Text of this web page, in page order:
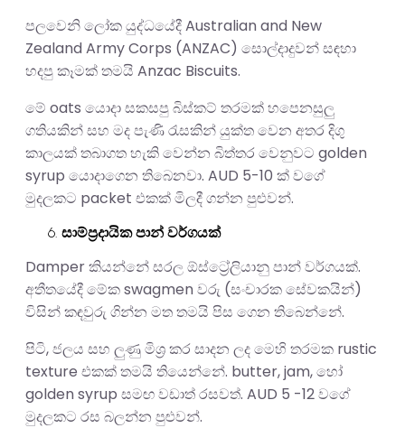
පලවෙනි ලෝක යුද්ධයේදී Australian and New
Zealand Army Corps (ANZAC) සොල්දාදුවන් සඳහා
හදපු කෑමක් තමයි Anzac Biscuits.
මේ oats යොදා සකසපු බිස්කට් තරමක් හපෙනසුලු
ගතියකින් සහ මද පැණි රැසකින් යුක්ත වෙන අතර දිගු
කාලයක් තබාගත හැකි වෙන්න බිත්තර වෙනුවට golden
syrup යොදාගෙන තිබෙනවා. AUD 5-10 ක් වගේ
මුදලකට packet එකක් මිලදී ගන්න පුළුවන්.
සාම්ප්‍රදායික පාන් වර්ගයක්
Damper කියන්නේ සරල ඕස්ට්‍රේලියානු පාන් වර්ගයක්.
අතීතයේදී මේක swagmen වරු (සංචාරක සේවකයින්)
විසින් කඳවුරු ගින්න මත තමයි පිස ගෙන තිබෙන්නේ.
පිටි, ජලය සහ ලුණු මිශ්‍ර කර සාදන ලද මෙහි තරමක rustic
texture එකක් තමයි තියෙන්නේ. butter, jam, හෝ
golden syrup සමඟ වඩාත් රසවත්. AUD 5 -12 වගේ
මුදලකට රස බලන්න පුළුවන්.